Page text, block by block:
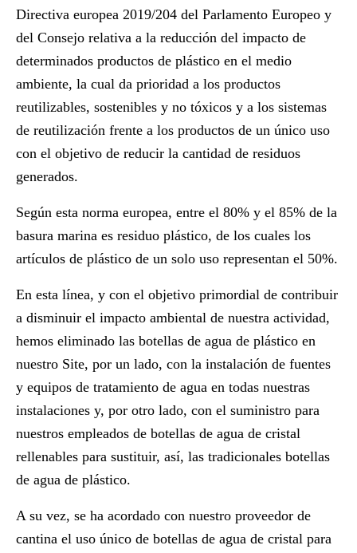
Directiva europea 2019/204 del Parlamento Europeo y
del Consejo relativa a la reducción del impacto de
determinados productos de plástico en el medio
ambiente, la cual da prioridad a los productos
reutilizables, sostenibles y no tóxicos y a los sistemas
de reutilización frente a los productos de un único uso
con el objetivo de reducir la cantidad de residuos
generados.
Según esta norma europea, entre el 80% y el 85% de la
basura marina es residuo plástico, de los cuales los
artículos de plástico de un solo uso representan el 50%.
En esta línea, y con el objetivo primordial de contribuir
a disminuir el impacto ambiental de nuestra actividad,
hemos eliminado las botellas de agua de plástico en
nuestro Site, por un lado, con la instalación de fuentes
y equipos de tratamiento de agua en todas nuestras
instalaciones y, por otro lado, con el suministro para
nuestros empleados de botellas de agua de cristal
rellenables para sustituir, así, las tradicionales botellas
de agua de plástico.
A su vez, se ha acordado con nuestro proveedor de
cantina el uso único de botellas de agua de cristal para